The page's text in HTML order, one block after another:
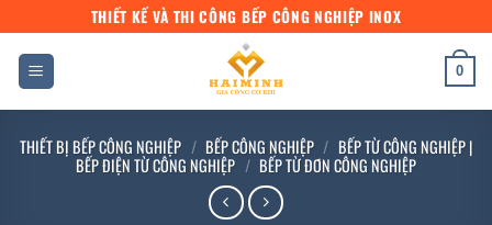
qua
dung
THIẾT KẾ VÀ THI CÔNG BẾP CÔNG NGHIỆP INOX
0
THIẾT BỊ BẾP CÔNG NGHIỆP / BẾP CÔNG NGHIỆP / BẾP TỪ CÔNG NGHIỆP |
BẾP ĐIỆN TỪ CÔNG NGHIỆP / BẾP TỪ ĐƠN CÔNG NGHIỆP